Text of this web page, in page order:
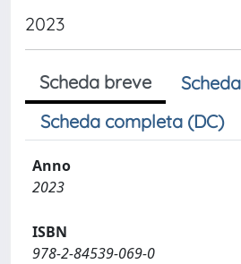
2023
Scheda breve
Scheda completa (DC)
Anno
2023
ISBN
978-2-84539-069-0